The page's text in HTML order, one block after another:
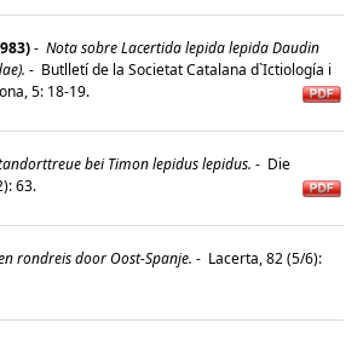
- Nota sobre Lacertida lepida lepida Daudin
- Butlletí de la Societat Catalana d`Ictiología i
5: 18-19.
bei Timon lepidus lepidus. - Die
63.
rondreis door Oost-Spanje. - Lacerta, 82 (5/6):